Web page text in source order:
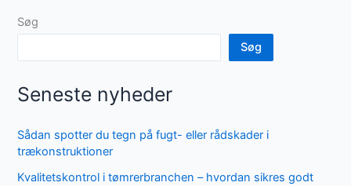
Søg
Søg
Seneste nyheder
Sådan spotter du tegn på fugt- eller rådskader i
trækonstruktioner
Kvalitetskontrol i tømrerbranchen – hvordan sikres godt